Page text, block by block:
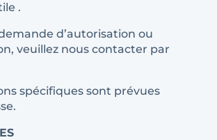
.
d’autorisation ou
veuillez nous contacter par
spécifiques sont prévues